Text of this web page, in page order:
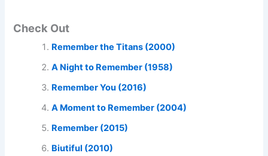
Check Out
Remember the Titans (2000)
A Night to Remember (1958)
Remember You (2016)
A Moment to Remember (2004)
Remember (2015)
Biutiful (2010)